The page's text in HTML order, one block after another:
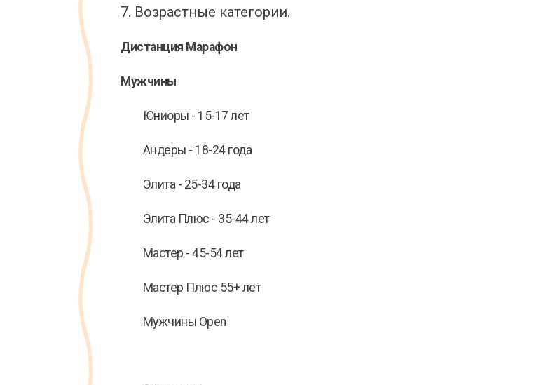
7. Возрастные категории.
Дистанция Марафон
Мужчины
Юниоры - 15-17 лет
Андеры - 18-24 года
Элита - 25-34 года
Элита Плюс - 35-44 лет
Мастер - 45-54 лет
Мастер Плюс 55+ лет
Мужчины Open